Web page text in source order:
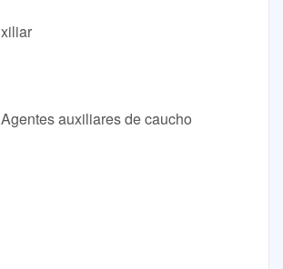
auxiliares de caucho